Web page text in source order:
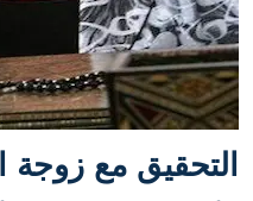
التحقيق مع